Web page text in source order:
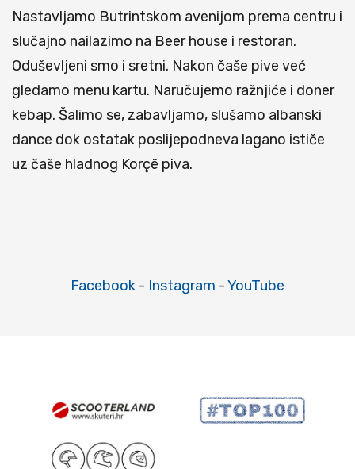
Nastavljamo Butrintskom avenijom prema centru i
slučajno nailazimo na Beer house i restoran.
Oduševljeni smo i sretni. Nakon čaše pive već
gledamo menu kartu. Naručujemo ražnjiće i doner
kebap. Šalimo se, zabavljamo, slušamo albanski
dance dok ostatak poslijepodneva lagano ističe
uz čaše hladnog Korçë piva.
Facebook - Instagram -YouTube